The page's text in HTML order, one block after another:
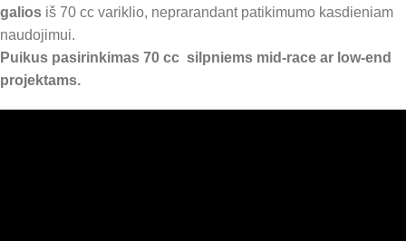
galios iš 70 cc variklio, neprarandant patikimumo kasdieniam
naudojimui.
Puikus pasirinkimas 70 cc silpniems mid-race ar low-end
projektams.